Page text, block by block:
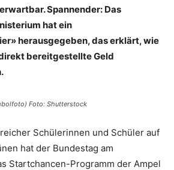
Spannender: Das
hat ein
herausgegeben, das erklärt, wie
bereitgestellte Geld
Foto: Shutterstock
Schülerinnen und Schüler auf
hat der Bundestag am
Startchancen-Programm der Ampel